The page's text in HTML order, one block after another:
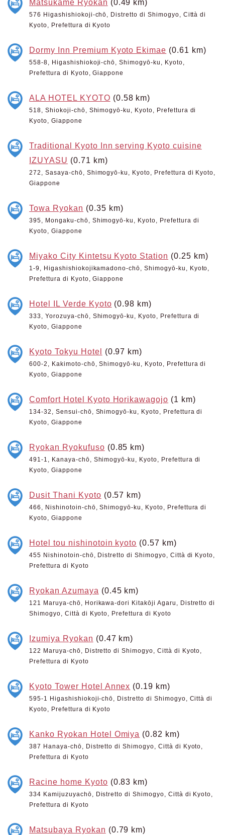
Matsukame Ryokan (0.49 km)
576 Higashishiokoji-chō, Distretto di Shimogyo, Città di
Kyoto, Prefettura di Kyoto
Dormy Inn Premium Kyoto Ekimae (0.61 km)
558-8, Higashishiokoji-chō, Shimogyō-ku, Kyoto,
Prefettura di Kyoto, Giappone
ALA HOTEL KYOTO (0.58 km)
518, Shiokoji-chō, Shimogyō-ku, Kyoto, Prefettura di
Kyoto, Giappone
Traditional Kyoto Inn serving Kyoto cuisine
IZUYASU (0.71 km)
272, Sasaya-chō, Shimogyō-ku, Kyoto, Prefettura di Kyoto,
Giappone
Towa Ryokan (0.35 km)
395, Mongaku-chō, Shimogyō-ku, Kyoto, Prefettura di
Kyoto, Giappone
Miyako City Kintetsu Kyoto Station (0.25 km)
1-9, Higashishiokojikamadono-chō, Shimogyō-ku, Kyoto,
Prefettura di Kyoto, Giappone
Hotel IL Verde Kyoto (0.98 km)
333, Yorozuya-chō, Shimogyō-ku, Kyoto, Prefettura di
Kyoto, Giappone
Kyoto Tokyu Hotel (0.97 km)
600-2, Kakimoto-chō, Shimogyō-ku, Kyoto, Prefettura di
Kyoto, Giappone
Comfort Hotel Kyoto Horikawagojo (1 km)
134-32, Sensui-chō, Shimogyō-ku, Kyoto, Prefettura di
Kyoto, Giappone
Ryokan Ryokufuso (0.85 km)
491-1, Kanaya-chō, Shimogyō-ku, Kyoto, Prefettura di
Kyoto, Giappone
Dusit Thani Kyoto (0.57 km)
466, Nishinotoin-chō, Shimogyō-ku, Kyoto, Prefettura di
Kyoto, Giappone
Hotel tou nishinotoin kyoto (0.57 km)
455 Nishinotoin-chō, Distretto di Shimogyo, Città di Kyoto,
Prefettura di Kyoto
Ryokan Azumaya (0.45 km)
121 Maruya-chō, Horikawa-dori Kitakōji Agaru, Distretto di
Shimogyo, Città di Kyoto, Prefettura di Kyoto
Izumiya Ryokan (0.47 km)
122 Maruya-chō, Distretto di Shimogyo, Città di Kyoto,
Prefettura di Kyoto
Kyoto Tower Hotel Annex (0.19 km)
595-1 Higashishiokoji-chō, Distretto di Shimogyo, Città di
Kyoto, Prefettura di Kyoto
Kanko Ryokan Hotel Omiya (0.82 km)
387 Hanaya-chō, Distretto di Shimogyo, Città di Kyoto,
Prefettura di Kyoto
Racine home Kyoto (0.83 km)
334 Kamijuzuyachō, Distretto di Shimogyo, Città di Kyoto,
Prefettura di Kyoto
Matsubaya Ryokan (0.79 km)